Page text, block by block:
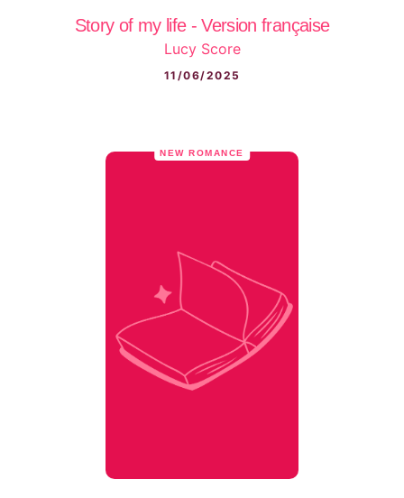
Story of my life - Version française
Lucy Score
11/06/2025
NEW ROMANCE